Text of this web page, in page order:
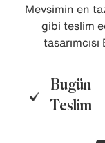
Mevsimin en
gibi teslim
Bugün
Teslim